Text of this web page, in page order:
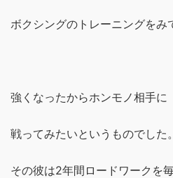
ボクシングのトレーニングをみ
強くなったからホンモノ相手に
戦ってみたいというものでした。
その彼は2年間ロードワークを